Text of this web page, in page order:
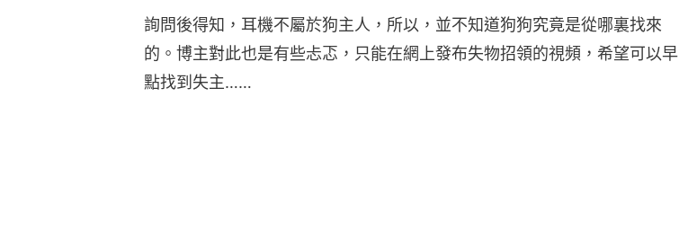
詢問後得知，耳機不屬於狗主人，所以，並不知道狗狗究竟是從哪裏找來
的。博主對此也是有些忐忑，只能在網上發布失物招領的視頻，希望可以早
點找到失主……